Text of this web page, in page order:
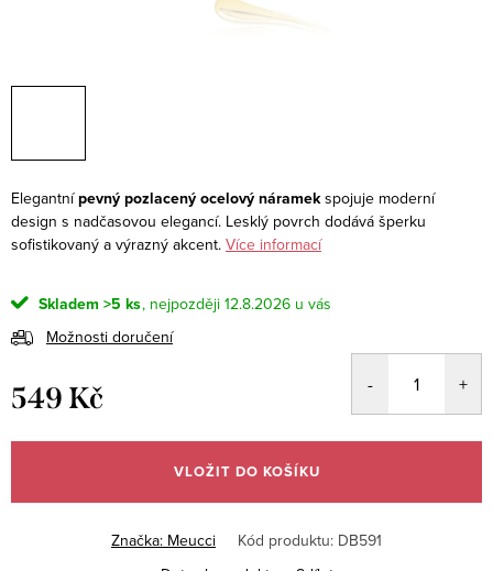
Elegantnípevný pozlacený ocelový náramekspojuje moderní
design s nadčasovou elegancí. Lesklý povrch dodává šperku
sofistikovaný a výrazný akcent. Více informací
Skladem >5 ks
12.8.2026
Možnosti doručení
549 Kč
cena:
VLOŽIT DO KOŠÍKU
Značka: Meucci Kód produktu: DB591